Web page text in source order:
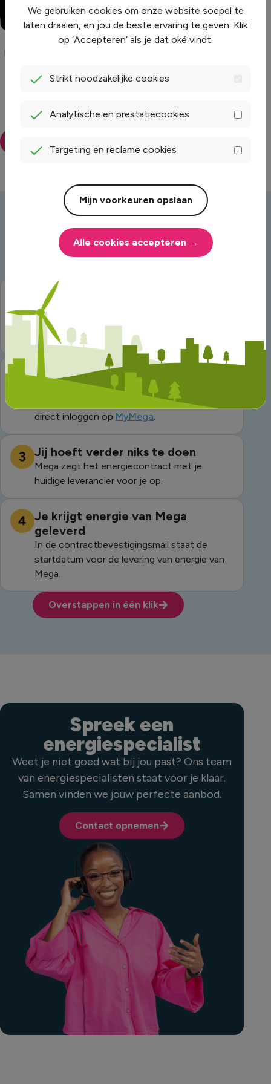
Groen is de standaard
Kiezen voor Mega betekent kiezen voor groen. Al onze
gecertificeerd. Zo weet je zeker dat je niet alleen slim
aan een toekomstbestendig energiesysteem.
Overstappennaar
Mega
Aanmelden is super gemakkelijk
Bereken
energiespecialist op
010 - 88 000 88
Contract binnen 48 uur in je
mailbox
Zodra je het contract ontvangt, kun je ook
direct inloggen op MyMega
Jij hoeft verder niks te doen
Mega zegt het energiecontract met je
huidige leverancier voor je op.
Je krijgt energie van Mega
geleverd
In de contractbevestigingsmail staat de
startdatum voor de levering van energie van
Mega.
Overstappen in één klik
Spreek een
energiespecialist
Weet je niet goed wat bij jou past? Ons team
van energiespecialisten staat voor je klaar.
Samen vinden we jouw perfecte aanbod.
Contact opnemen
We gebruiken cookies om onze website soepel te
laten draaien, en jou de beste ervaring te geven. Klik
op ‘Accepteren’ als je dat oké vindt.
Strikt noodzakelijke cookies
Analytische en prestatiecookies
Targeting en reclame cookies
Mijn voorkeuren opslaan
Alle cookies accepteren →